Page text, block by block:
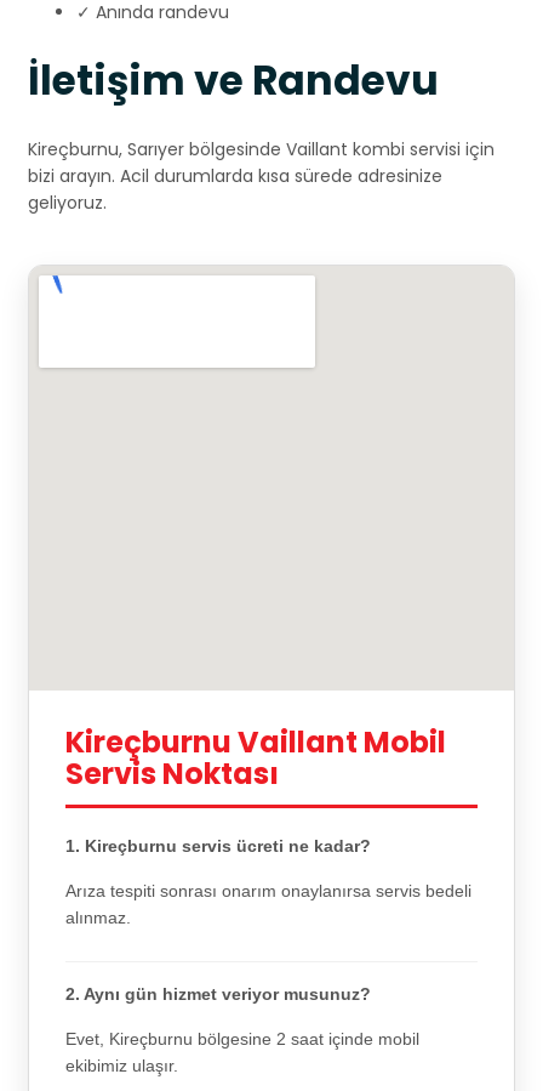
✓ Anında randevu
İletişim ve Randevu
Kireçburnu, Sarıyer bölgesinde Vaillant kombi servisi için
bizi arayın. Acil durumlarda kısa sürede adresinize
geliyoruz.
Kireçburnu Vaillant Mobil
Servis Noktası
1. Kireçburnu servis ücreti ne kadar?
Arıza tespiti sonrası onarım onaylanırsa servis bedeli
alınmaz.
2. Aynı gün hizmet veriyor musunuz?
Evet, Kireçburnu bölgesine 2 saat içinde mobil
ekibimiz ulaşır.